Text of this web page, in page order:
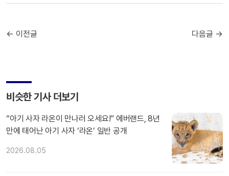
← 이전글 다음글 →
비슷한 기사 더보기
“아기 사자 라온이 만나러 오세요!” 에버랜드, 8년
만에 태어난 아기 사자 ‘라온’ 일반 공개
2026.08.05